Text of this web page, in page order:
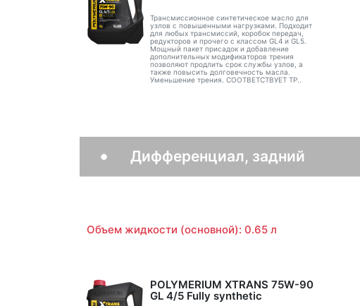
Трансмиссионное синтетическое масло для
узлов с повышенными нагрузками. Подходит
для любых трансмиссий, коробок передач,
редукторов и прочего с классом GL4 и GL5.
Мощный пакет присадок и добавление
дополнительных модификаторов трения
позволяют продлить срок службы узлов, а
также повысить долговечность масла.
Уменьшение трения. СООТВЕТСТВУЕТ ТР..
Дифференциал, задний
Объем жидкости (основной): 0.65 л
POLYMERIUM XTRANS 75W-90
GL 4/5 Fully synthetic